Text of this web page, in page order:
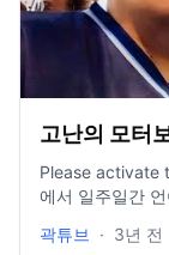
고난의 모터
Please activate the
에서 일주일간
리즈는 잘 몰라
곽튜브 · 3년 전